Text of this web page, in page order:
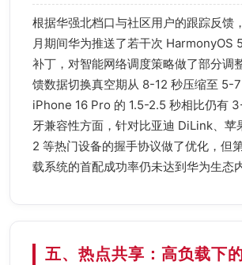
根据华强北档口与社区用户的跟踪反馈
月期间华为推送了若干次 HarmonyOS
补丁，对智能网络调度策略做了部分调
馈数据切换真空期从 8-12 秒压缩至 5-
iPhone 16 Pro 的 1.5-2.5 秒相比仍有
牙兼容性方面，针对比亚迪 DiLink、
2 等热门设备的握手协议做了优化，但
载系统的首配成功率仍未达到华为生态
五、热点共享：高负载下